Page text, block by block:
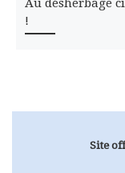
Au désherbage
!
Site